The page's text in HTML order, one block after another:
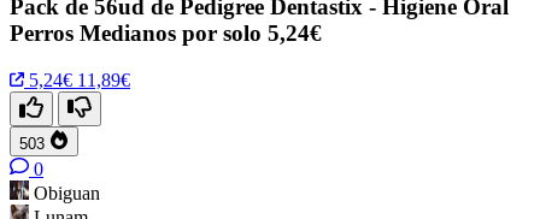
Pack de 56ud de Pedigree Dentastix - Higiene Oral
Perros Medianos por solo 5,24€
5,24€ 11,89€
503
0
Obiguan